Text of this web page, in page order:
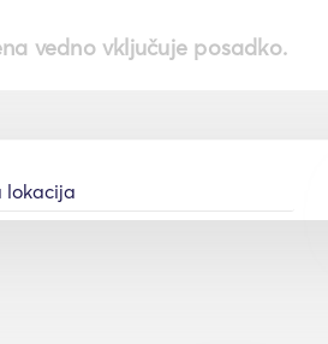
vedno vključuje posadko.